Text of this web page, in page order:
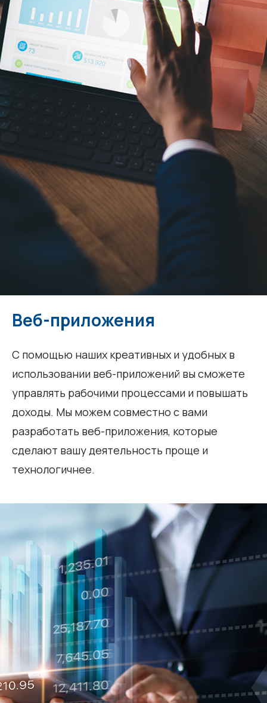
Веб-приложения
С помощью наших креативных и удобных в
использовании веб-приложений вы сможете
управлять рабочими процессами и повышать
доходы. Мы можем совместно с вами
разработать веб-приложения, которые
сделают вашу деятельность проще и
технологичнее.